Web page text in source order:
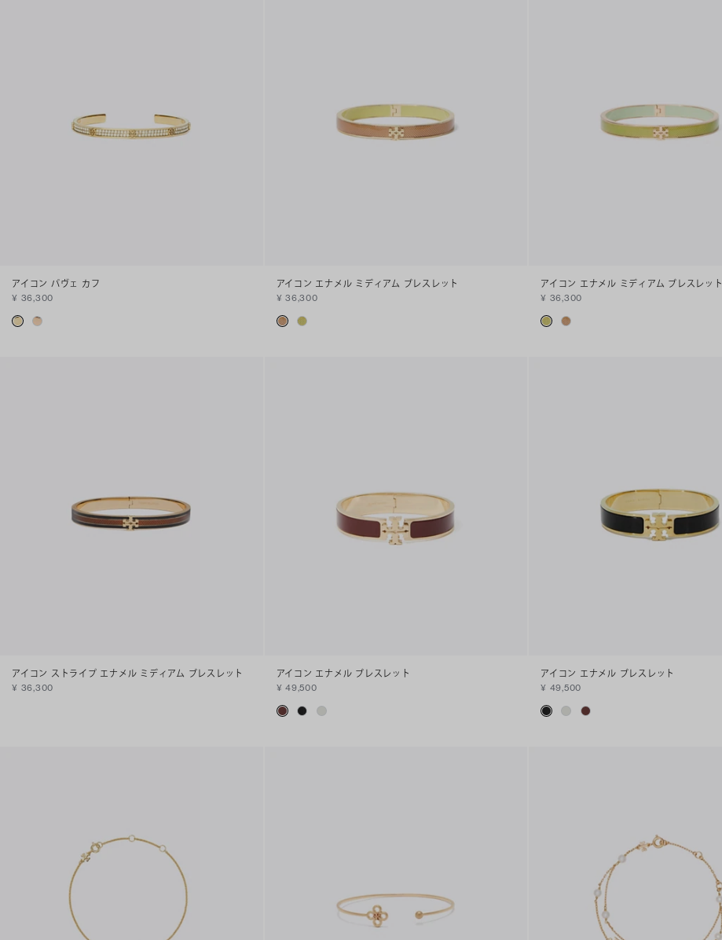
アイコン パヴェ カフ
¥ 36,300
アイコン エナメル ミディアム ブレスレット
¥ 36,300
アイコン エナメル ミディアム ブレスレット
¥ 36,300
アイコン ストライプ エナメル ミディアム ブレスレット
¥ 36,300
アイコン エナメル ブレスレット
¥ 49,500
アイコン エナメル ブレスレット
¥ 49,500